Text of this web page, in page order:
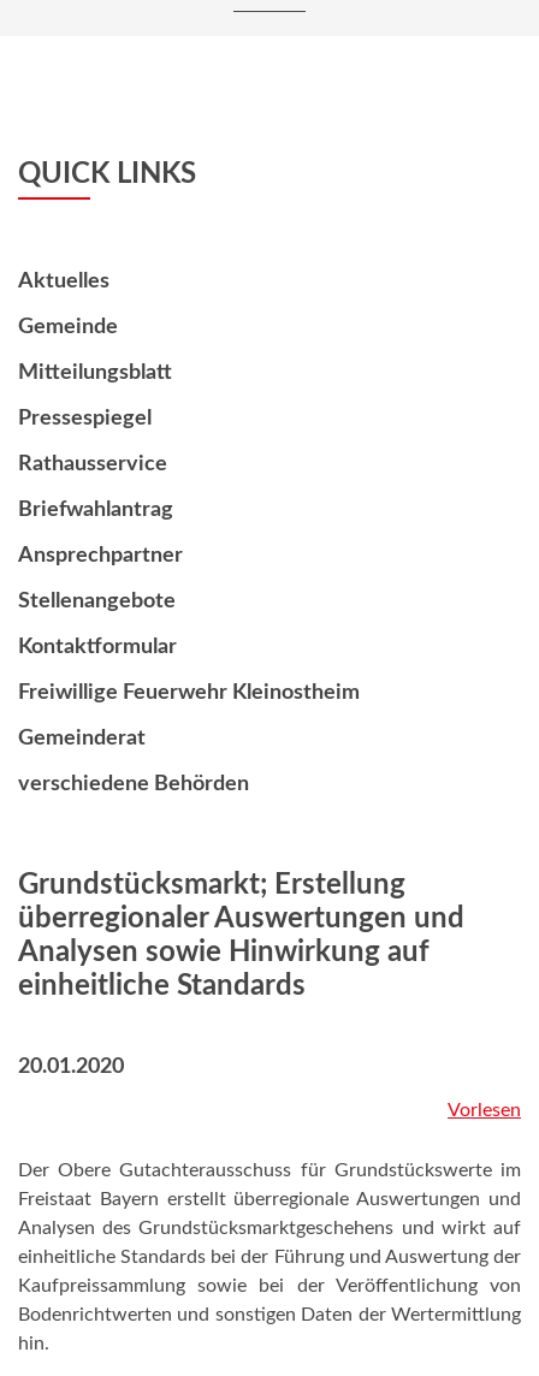
QUICK LINKS
Aktuelles
Gemeinde
Mitteilungsblatt
Pressespiegel
Rathausservice
Briefwahlantrag
Ansprechpartner
Stellenangebote
Kontaktformular
Freiwillige Feuerwehr Kleinostheim
Gemeinderat
verschiedene Behörden
Grundstücksmarkt; Erstellung
überregionaler Auswertungen und
Analysen sowie Hinwirkung auf
einheitliche Standards
20.01.2020
Vorlesen
Der Obere Gutachterausschuss für Grundstückswerte im
Freistaat Bayern erstellt überregionale Auswertungen und
Analysen des Grundstücksmarktgeschehens und wirkt auf
einheitliche Standards bei der Führung und Auswertung der
Kaufpreissammlung sowie bei der Veröffentlichung von
Bodenrichtwerten und sonstigen Daten der Wertermittlung
hin.